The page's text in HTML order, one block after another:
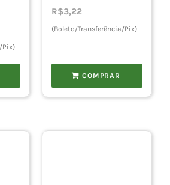
Pix)
R$3,22
(Boleto/Transferência/Pix)
COMPRAR